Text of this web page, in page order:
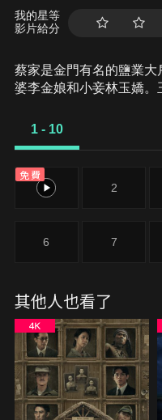
我的星等
影片給分
蔡家是金門有名的鹽業
婆李金娘和小妾林玉嬌。
兒恩惠和金娘的兒子文
心切跳河自盡，萬發則悲
開更加妒恨金娘，故將
方起了竊心，正想偷文
盡的河中，而這也是金娘
娘看到恩惠卻想起早夭
旺。而過了抓交替期限的
1 - 10
免費
1 2
6 7
其他人也看了